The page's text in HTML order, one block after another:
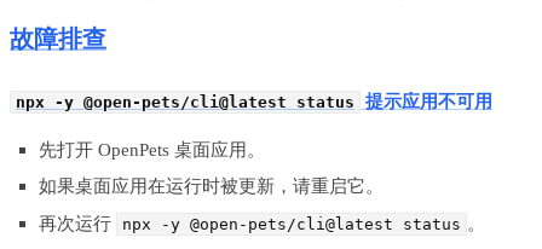
故障排查
npx -y @open-pets/cli@latest status 提示应用不可用
先打开 OpenPets 桌面应用。
如果桌面应用在运行时被更新，请重启它。
再次运行
npx -y @open-pets/cli@latest status 。